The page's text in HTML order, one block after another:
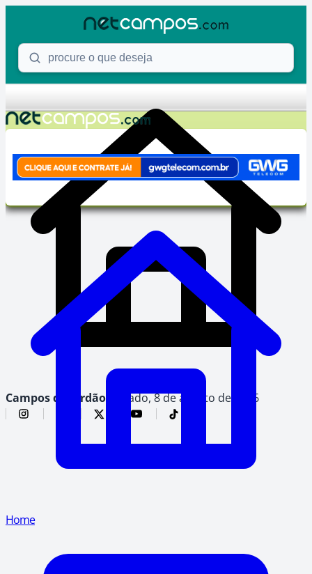
Procure o que deseja
Campos do Jordão, sábado, 8 de agosto de 2026
Home